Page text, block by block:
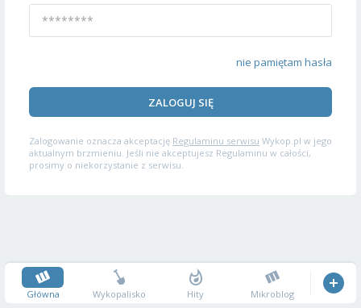
nie pamiętam hasła
ZALOGUJ SIĘ
Zalogowanie oznacza akceptację Regulaminu serwisu Wykop.pl w jego
aktualnym brzmieniu. Jeśli nie akceptujesz Regulaminu w całości,
prosimy o niekorzystanie z serwisu.
Główna Wykopalisko Hity Mikroblog